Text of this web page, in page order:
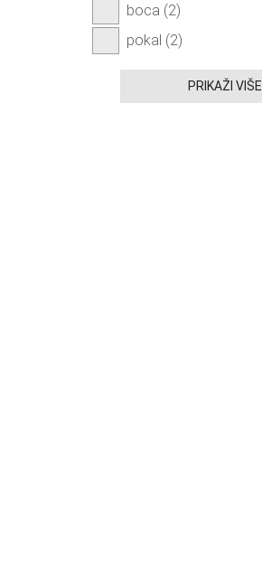
boca (2)
pokal (2)
PRIKAŽI VIŠE